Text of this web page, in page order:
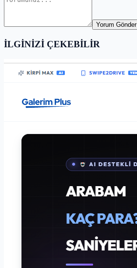
Yorum Gönder
İLGİNİZİ ÇEKEBİLİR